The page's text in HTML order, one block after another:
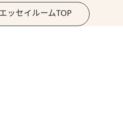
ッセイルームTOP